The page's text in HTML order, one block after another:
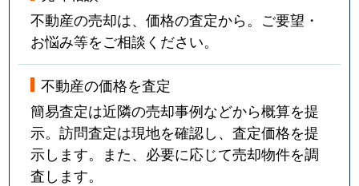
不動産の売却は、価格の査定から。ご要望・
お悩み等をご相談ください。
不動産の価格を査定
簡易査定は近隣の売却事例などから概算を提
示。訪問査定は現地を確認し、査定価格を提
示します。また、必要に応じて売却物件を調
査します。